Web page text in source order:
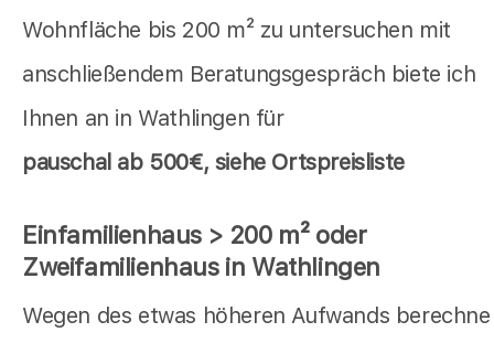
Wohnfläche bis 200 m² zu untersuchen mit
anschließendem Beratungsgespräch biete ich
Ihnen an in Wathlingen für
pauschal ab 500€, siehe Ortspreisliste
Einfamilienhaus > 200 m² oder
Zweifamilienhaus in Wathlingen
Wegen des etwas höheren Aufwands berechne